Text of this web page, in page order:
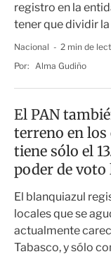
registro en la
tener que dividir
Nacional
2 min de
Por: Alma Gudiño
El PAN
terreno en los
tiene sólo el
poder de voto
El blanquiazul
locales que se
actualmente
Tabasco, y sólo